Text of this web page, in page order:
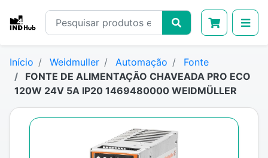
Início Weidmuller Automação
Fonte
FONTE DE ALIMENTAÇÃO CHAVEADA PRO ECO
120W 24V 5A IP20 1469480000 WEIDMÜLLER